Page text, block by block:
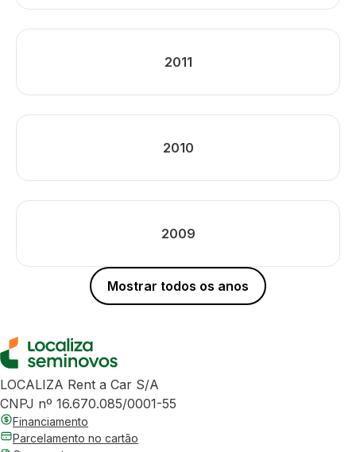
2011
2010
2009
Mostrar todos os anos
LOCALIZA Rent a Car S/A
CNPJ nº 16.670.085/0001-55
Financiamento
Parcelamento no cartão